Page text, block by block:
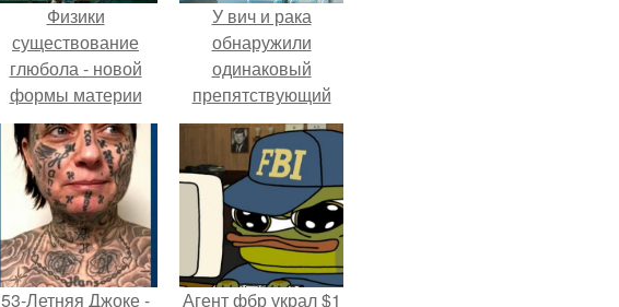
Физики
существование
глюбола - новой
формы материи
подтвердили.
У вич и рака
обнаружили
одинаковый
препятствующий
лечению механизм.
53-Летняя Джоке - Агент фбр украл $1